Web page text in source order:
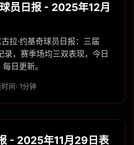
员日报 - 2025年12月
拉·约基奇球员日报：三届
录，赛季场均三双表现，今日
日更新。
时间: 1分钟
- 2025年11月29日表